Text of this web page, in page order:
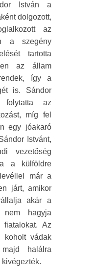
István a
dolgozott,
az
a szegény
tartotta
az állam
így a
is. Sándor
folytatta az
míg fel
egy jóakaró
Istvánt,
vezetőség
a külföldre
már a
járt, amikor
akár a
hagyja
Az
koholt vádak
halálra